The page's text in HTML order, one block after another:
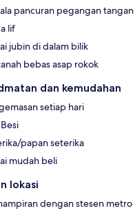
pancuran pegangan tangan
lif
jubin di dalam bilik
bebas asap rokok
dan kemudahan
setiap hari
papan seterika
mudah beli
lokasi
dengan stesen metro